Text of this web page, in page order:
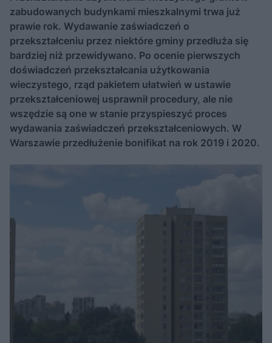
zabudowanych budynkami mieszkalnymi trwa już
prawie rok. Wydawanie zaświadczeń o
przekształceniu przez niektóre gminy przedłuża się
bardziej niż przewidywano. Po ocenie pierwszych
doświadczeń przekształcania użytkowania
wieczystego, rząd pakietem ułatwień w ustawie
przekształceniowej usprawnił procedury, ale nie
wszędzie są one w stanie przyspieszyć proces
wydawania zaświadczeń przekształceniowych. W
Warszawie przedłużenie bonifikat na rok 2019 i 2020.